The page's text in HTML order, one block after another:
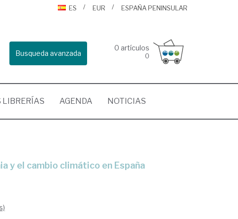
ES
EUR ESPAÑA PENINSULAR
Busqueda avanzada
0 artículos
0
LIBRERÍAS AGENDA NOTICIAS
y el cambio climático en España